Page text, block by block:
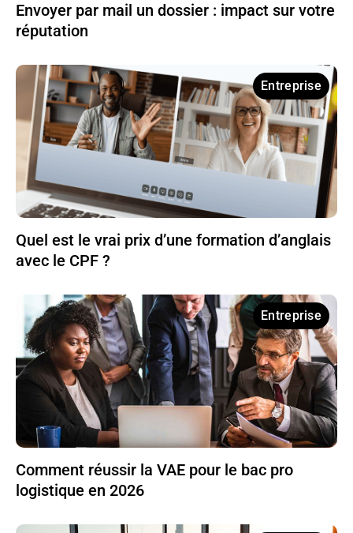
Envoyer par mail un dossier : impact sur votre
réputation
Entreprise
Quel est le vrai prix d’une formation d’anglais
avec le CPF ?
Entreprise
Comment réussir la VAE pour le bac pro
logistique en 2026